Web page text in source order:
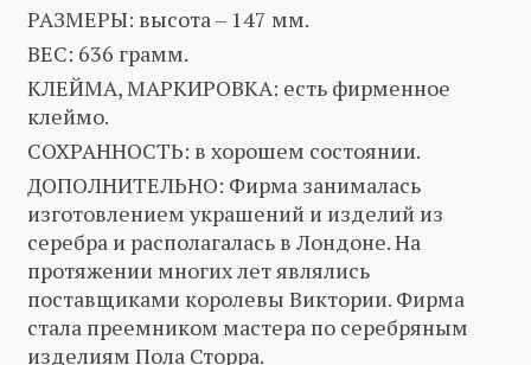
РАЗМЕРЫ: высота – 147 мм.
ВЕС: 636 грамм.
КЛЕЙМА, МАРКИРОВКА: есть фирменное
клеймо.
СОХРАННОСТЬ: в хорошем состоянии.
ДОПОЛНИТЕЛЬНО: Фирма занималась
изготовлением украшений и изделий из
серебра и располагалась в Лондоне. На
протяжении многих лет являлись
поставщиками королевы Виктории. Фирма
стала преемником мастера по серебряным
изделиям Пола Сторра.